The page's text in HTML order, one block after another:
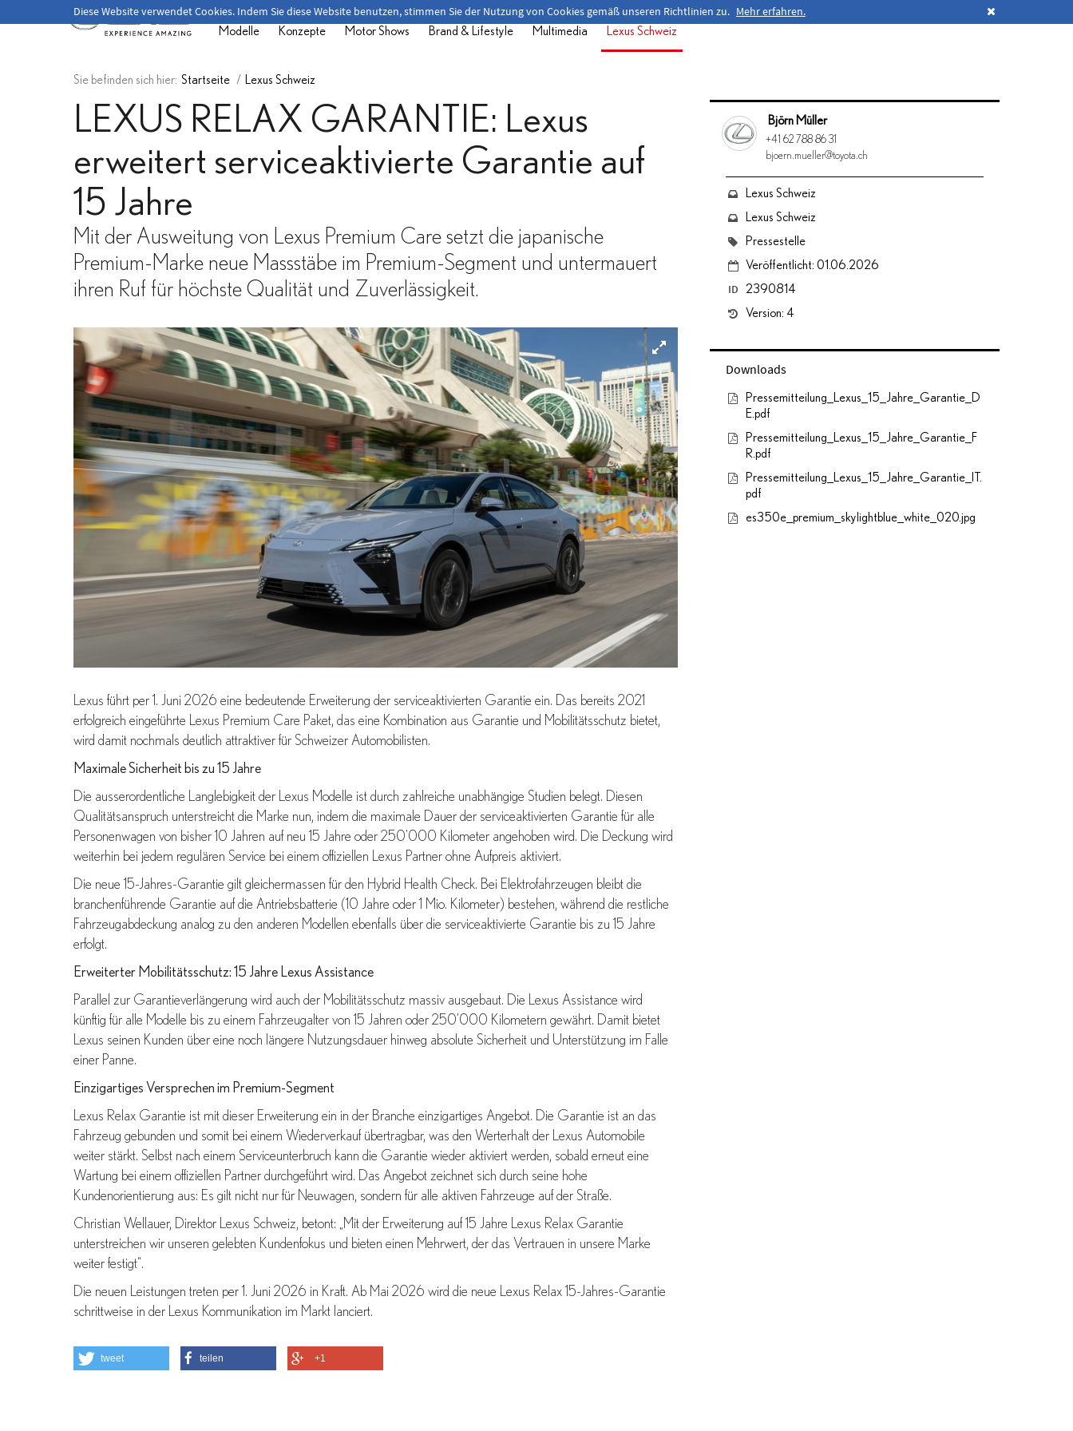
Diese Website verwendet Cookies. Indem Sie diese Website benutzen, stimmen Sie der Nutzung von Cookies gemäß unseren Richtlinien zu. Mehr erfahren.
Herzlich willkommen!
Modelle Konzepte Motor Shows Brand & Lifestyle Multimedia Lexus Schweiz
Sie befinden sich hier: Startseite / Lexus Schweiz
LEXUS RELAX GARANTIE: Lexus
erweitert serviceaktivierte Garantie auf
15 Jahre
Mit der Ausweitung von Lexus Premium Care setzt die japanische
Premium-Marke neue Massstäbe im Premium-Segment und untermauert
ihren Ruf für höchste Qualität und Zuverlässigkeit.
Lexus führt per 1. Juni 2026 eine bedeutende Erweiterung der serviceaktivierten Garantie ein. Das bereits 2021
erfolgreich eingeführte Lexus Premium Care Paket, das eine Kombination aus Garantie und Mobilitätsschutz bietet,
wird damit nochmals deutlich attraktiver für Schweizer Automobilisten.
Maximale Sicherheit bis zu 15 Jahre
Die ausserordentliche Langlebigkeit der Lexus Modelle ist durch zahlreiche unabhängige Studien belegt. Diesen
Qualitätsanspruch unterstreicht die Marke nun, indem die maximale Dauer der serviceaktivierten Garantie für alle
Personenwagen von bisher 10 Jahren auf neu 15 Jahre oder 250’000 Kilometer angehoben wird. Die Deckung wird
weiterhin bei jedem regulären Service bei einem offiziellen Lexus Partner ohne Aufpreis aktiviert.
Die neue 15-Jahres-Garantie gilt gleichermassen für den Hybrid Health Check. Bei Elektrofahrzeugen bleibt die
branchenführende Garantie auf die Antriebsbatterie (10 Jahre oder 1 Mio. Kilometer) bestehen, während die restliche
Fahrzeugabdeckung analog zu den anderen Modellen ebenfalls über die serviceaktivierte Garantie bis zu 15 Jahre
erfolgt.
Erweiterter Mobilitätsschutz: 15 Jahre Lexus Assistance
Parallel zur Garantieverlängerung wird auch der Mobilitätsschutz massiv ausgebaut. Die Lexus Assistance wird
künftig für alle Modelle bis zu einem Fahrzeugalter von 15 Jahren oder 250’000 Kilometern gewährt. Damit bietet
Lexus seinen Kunden über eine noch längere Nutzungsdauer hinweg absolute Sicherheit und Unterstützung im Falle
einer Panne.
Einzigartiges Versprechen im Premium-Segment
Lexus Relax Garantie ist mit dieser Erweiterung ein in der Branche einzigartiges Angebot. Die Garantie ist an das
Fahrzeug gebunden und somit bei einem Wiederverkauf übertragbar, was den Werterhalt der Lexus Automobile
weiter stärkt. Selbst nach einem Serviceunterbruch kann die Garantie wieder aktiviert werden, sobald erneut eine
Wartung bei einem offiziellen Partner durchgeführt wird. Das Angebot zeichnet sich durch seine hohe
Kundenorientierung aus: Es gilt nicht nur für Neuwagen, sondern für alle aktiven Fahrzeuge auf der Straße.
Christian Wellauer, Direktor Lexus Schweiz, betont: „Mit der Erweiterung auf 15 Jahre Lexus Relax Garantie
unterstreichen wir unseren gelebten Kundenfokus und bieten einen Mehrwert, der das Vertrauen in unsere Marke
weiter festigt“.
Die neuen Leistungen treten per 1. Juni 2026 in Kraft. Ab Mai 2026 wird die neue Lexus Relax 15-Jahres-Garantie
schrittweise in der Lexus Kommunikation im Markt lanciert.
tweet teilen +1
Björn Müller
+41 62 788 86 31
bjoern.mueller@toyota.ch
Lexus Schweiz
Lexus Schweiz
Pressestelle
Veröffentlicht: 01.06.2026
ID
2390814
Version: 4
Downloads
Pressemitteilung_Lexus_15_Jahre_Garantie_D
E.pdf
Pressemitteilung_Lexus_15_Jahre_Garantie_F
R.pdf
Pressemitteilung_Lexus_15_Jahre_Garantie_IT.
pdf
es350e_premium_skylightblue_white_020.jpg